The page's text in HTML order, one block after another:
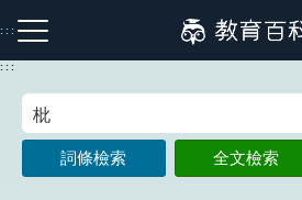
到
主
:::
注音索引圖示 筆畫索引圖示
:::
詞條檢索 全文檢索